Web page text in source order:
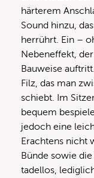
härterem
Sound hinzu,
herrührt. Ein –
Nebeneffekt,
Bauweise
Filz, das man
schiebt. Im
bequem
jedoch eine
Erachtens nicht
Bünde sowie
tadellos,